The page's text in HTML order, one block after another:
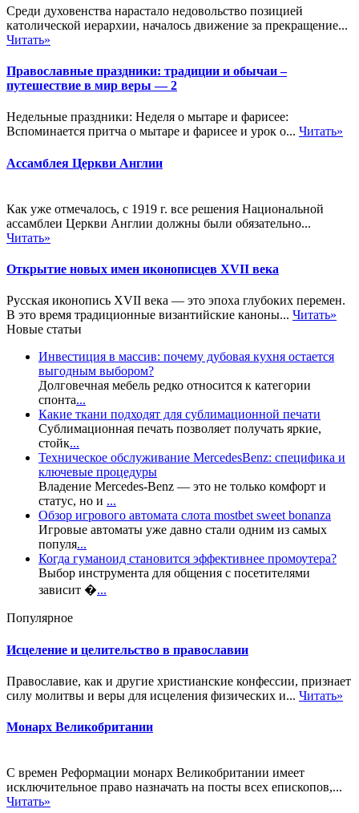
Среди духовенства нарастало недовольство позицией
католической иерархии, началось движение за прекращение...
Читать»
Православные праздники: традиции и обычаи –
путешествие в мир веры — 2
Недельные праздники: Неделя о мытаре и фарисее:
Вспоминается притча о мытаре и фарисее и урок о... Читать»
Ассамблея Церкви Англии
Как уже отмечалось, с 1919 г. все решения Национальной
ассамблеи Церкви Англии должны были обязательно...
Читать»
Открытие новых имен иконописцев XVII века
Русская иконопись XVII века — это эпоха глубоких перемен.
В это время традиционные византийские каноны... Читать»
Новые статьи
Инвестиция в массив: почему дубовая кухня остается
выгодным выбором?
Долговечная мебель редко относится к категории
спонта...
Какие ткани подходят для сублимационной печати
Сублимационная печать позволяет получать яркие,
стойк...
Техническое обслуживание MercedesBenz: специфика и
ключевые процедуры
Владение Mercedes-Benz — это не только комфорт и
статус, но и ...
Обзор игрового автомата слота mostbet sweet bonanza
Игровые автоматы уже давно стали одним из самых
популя...
Когда гуманоид становится эффективнее промоутера?
Выбор инструмента для общения с посетителями
зависит �...
Популярное
Исцеление и целительство в православии
Православие, как и другие христианские конфессии, признает
силу молитвы и веры для исцеления физических и... Читать»
Монарх Великобритании
С времен Реформации монарх Великобритании имеет
исключительное право назначать на посты всех епископов,...
Читать»